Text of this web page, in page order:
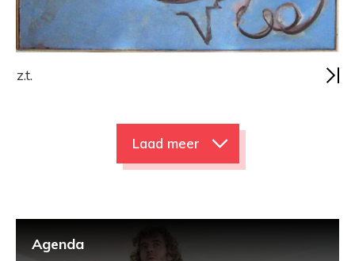
z.t.
Laad meer
Agenda